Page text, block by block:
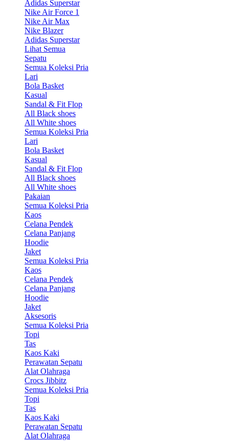
Adidas Superstar
Nike Air Force 1
Nike Air Max
Nike Blazer
Adidas Superstar
Lihat Semua
Sepatu
Semua Koleksi Pria
Lari
Bola Basket
Kasual
Sandal & Fit Flop
All Black shoes
All White shoes
Semua Koleksi Pria
Lari
Bola Basket
Kasual
Sandal & Fit Flop
All Black shoes
All White shoes
Pakaian
Semua Koleksi Pria
Kaos
Celana Pendek
Celana Panjang
Hoodie
Jaket
Semua Koleksi Pria
Kaos
Celana Pendek
Celana Panjang
Hoodie
Jaket
Aksesoris
Semua Koleksi Pria
Topi
Tas
Kaos Kaki
Perawatan Sepatu
Alat Olahraga
Crocs Jibbitz
Semua Koleksi Pria
Topi
Tas
Kaos Kaki
Perawatan Sepatu
Alat Olahraga